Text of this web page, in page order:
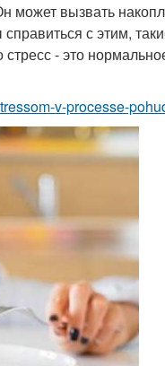
может вызвать
с этим,
- это
v-processe-